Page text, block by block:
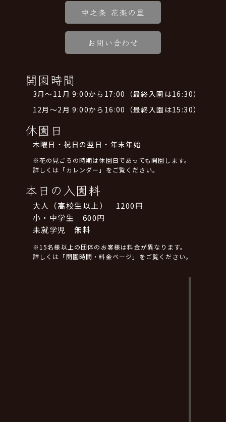
中之条 花楽の里
お問い合わせ
開園時間
3月～11月 9:00から17:00（最終入園は16:30）
12月～2月 9:00から16:00（最終入園は15:30）
休園日
木曜日・祝日の翌日・年末年始
※花の見ごろの時期は休園日であっても開園します。
詳しくは「カレンダー」をご覧ください。
本日の入園料
大人（高校生以上） 1200円
小・中学生 600円
未就学児 無料
※15名様以上の団体のお客様は料金が異なります。
詳しくは「開園時間・料金ページ」をご覧ください。